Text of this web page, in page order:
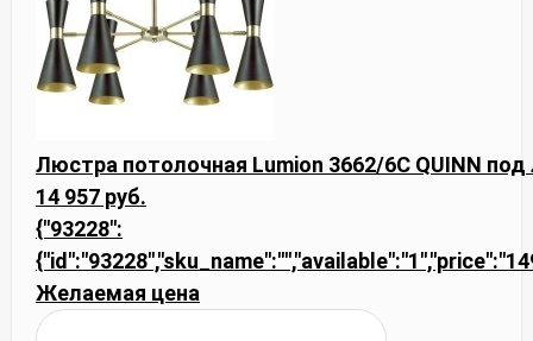
Люстра потолочная Lumion 3662/6C QUINN
14 957 руб.
{"93228":
Желаемая цена